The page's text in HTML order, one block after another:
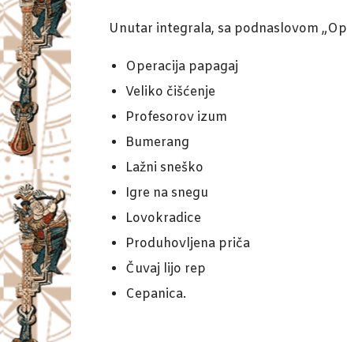
Unutar integrala, sa podnaslovom
Operacija papagaj
Veliko čišćenje
Profesorov izum
Bumerang
Lažni sneško
Igre na snegu
Lovokradice
Produhovljena priča
Čuvaj lijo rep
Cepanica.